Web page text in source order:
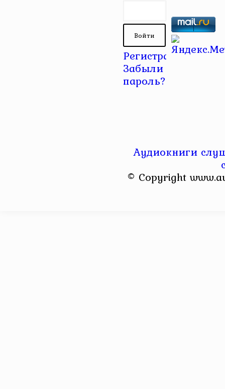
Регистрация |
Забыли
пароль?
Аудиокниги
© Copyright